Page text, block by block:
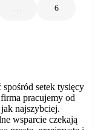
… 6
setek tysięcy
pracujemy od
najszybciej.
wsparcie czekają